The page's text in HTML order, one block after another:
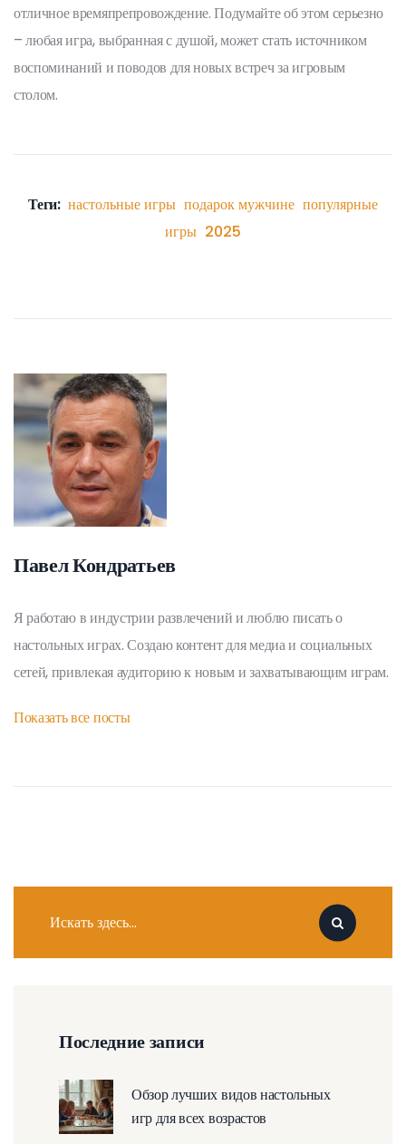
отличное времяпрепровождение. Подумайте об этом серьезно
– любая игра, выбранная с душой, может стать источником
воспоминаний и поводов для новых встреч за игровым
столом.
Теги: настольные игры подарок мужчине популярные
игры 2025
Павел Кондратьев
Я работаю в индустрии развлечений и люблю писать о
настольных играх. Создаю контент для медиа и социальных
сетей, привлекая аудиторию к новым и захватывающим играм.
Показать все посты
Последние записи
Обзор лучших видов настольных
игр для всех возрастов